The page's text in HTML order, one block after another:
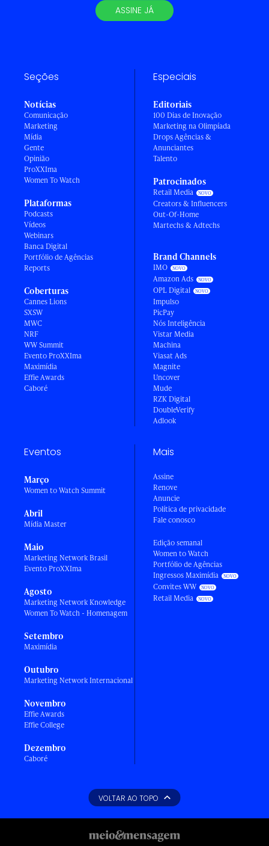
ASSINE JÁ
Seções
Notícias
Comunicação
Marketing
Mídia
Gente
Opinião
ProXXIma
Women To Watch
Plataformas
Podcasts
Vídeos
Webinars
Banca Digital
Portfólio de Agências
Reports
Coberturas
Cannes Lions
SXSW
MWC
NRF
WW Summit
Evento ProXXIma
Maximídia
Effie Awards
Caboré
Especiais
Editoriais
100 Dias de Inovação
Marketing na Olimpíada
Drops Agências &
Anunciantes
Talento
Patrocinados
Retail Media
Creators & Influencers
Out-Of-Home
Martechs & Adtechs
Brand Channels
IMO
Amazon Ads
OPL Digital
Impulso
PicPay
Nós Inteligência
Vistar Media
Machina
Viasat Ads
Magnite
Uncover
Mude
RZK Digital
DoubleVerify
Adlook
Eventos
Março
Women to Watch Summit
Abril
Mídia Master
Maio
Marketing Network Brasil
Evento ProXXIma
Agosto
Marketing Network Knowledge
Women To Watch - Homenagem
Setembro
Maximídia
Outubro
Marketing Network Internacional
Novembro
Effie Awards
Effie College
Dezembro
Caboré
Mais
Assine
Renove
Anuncie
Política de privacidade
Fale conosco
Edição semanal
Women to Watch
Portfólio de Agências
Ingressos Maximídia
Convites WW
Retail Media
VOLTAR AO TOPO